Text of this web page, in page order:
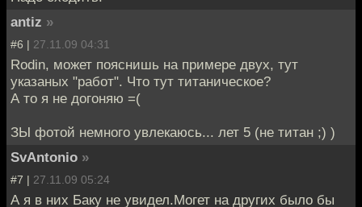
antiz »
#6 | 27.11.09 04:31
Rodin, может пояснишь на примере двух, тут
указаных "работ". Что тут титаническое?
А то я не догоняю =(
ЗЫ фотой немного увлекаюсь... лет 5 (не титан ;) )
SvAntonio »
#7 | 27.11.09 05:24
А я в них Баку не увидел.Могет на других было бы